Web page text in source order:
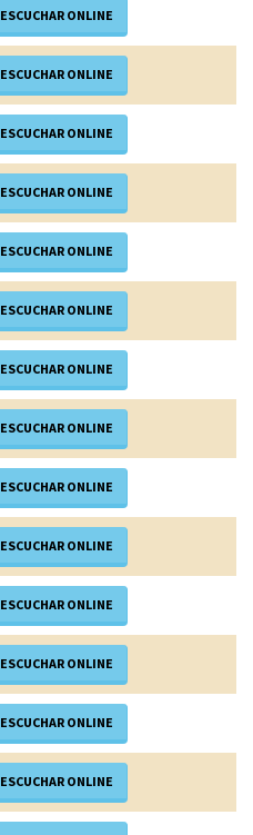
ESCUCHAR ONLINE
ESCUCHAR ONLINE
ESCUCHAR ONLINE
ESCUCHAR ONLINE
ESCUCHAR ONLINE
ESCUCHAR ONLINE
ESCUCHAR ONLINE
ESCUCHAR ONLINE
ESCUCHAR ONLINE
ESCUCHAR ONLINE
ESCUCHAR ONLINE
ESCUCHAR ONLINE
ESCUCHAR ONLINE
ESCUCHAR ONLINE